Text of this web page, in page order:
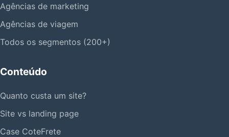
Agências de marketing
Agências de viagem
Todos os segmentos (200+)
Conteúdo
Quanto custa um site?
Site vs landing page
Case CoteFrete